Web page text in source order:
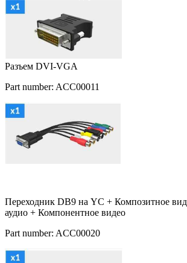
Разъем DVI-VGA
Part number: ACC00011
Переходник DB9 на YC + Композитное
аудио + Компонентное видео
Part number: ACC00020